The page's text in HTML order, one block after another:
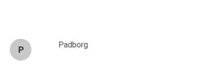
P
Padborg